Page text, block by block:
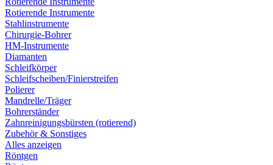
Rotierende Instrumente
Stahlinstrumente
Chirurgie-Bohrer
HM-Instrumente
Diamanten
Schleifkörper
Schleifscheiben/Finierstreifen
Polierer
Mandrelle/Träger
Bohrerständer
Zahnreinigungsbürsten (rotierend)
Zubehör & Sonstiges
Alles anzeigen
Röntgen